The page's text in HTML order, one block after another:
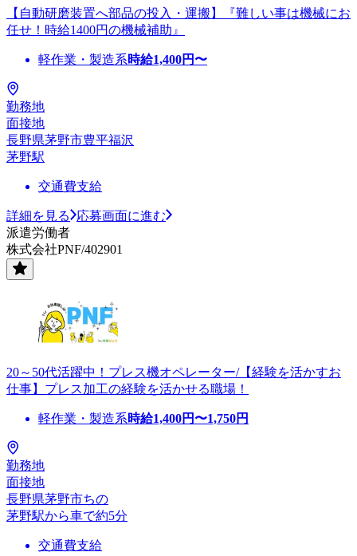
【自動研磨装置へ部品の投入・運搬】『難しい事は機械にお
任せ！時給1400円の機械補助』
軽作業・製造系時給1,400円〜
勤務地
面接地
長野県茅野市豊平福沢
茅野駅
交通費支給
詳細を見る
応募画面に進む
派遣労働者
株式会社PNF/402901
20～50代活躍中！プレス機オペレーター/【経験を活かすお
仕事】プレス加工の経験を活かせる職場！
軽作業・製造系時給1,400円〜1,750円
勤務地
面接地
長野県茅野市ちの
茅野駅から車で約5分
交通費支給